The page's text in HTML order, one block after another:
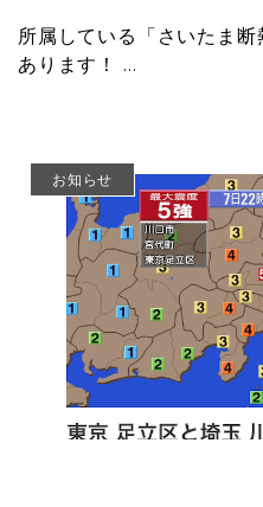
所属している「さいたま
あります！ …
お知らせ